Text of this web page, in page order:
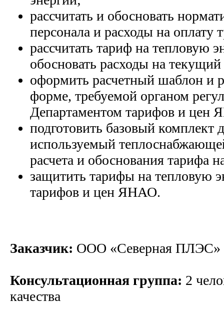
рассчитать и обосновать
персонала и расходы на оплату
рассчитать тариф на тепловую
обосновать расходы на
оформить расчетный шаблон и
форме, требуемой органом
Департаментом тарифов и цен
подготовить базовый комплект
используемый
расчета и обоснования тарифа
защитить тарифы на тепловую
тарифов и цен ЯНАО.
Заказчик: ООО «Северная ПЛЭС»
Консультационная группа: 2
качества